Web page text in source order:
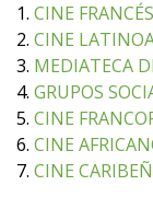
1. CINE FRANCÉS
2. CINE
3. MEDIATECA
4. GRUPOS
5. CINE
6. CINE
7. CINE